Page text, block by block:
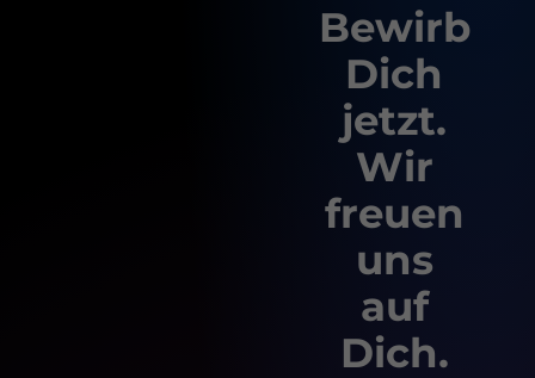
Bewirb
Dich
jetzt.
Wir
freuen
uns
auf
Dich.